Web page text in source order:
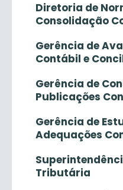
Diretoria de
Consolidação
Gerência de
Contábil e
Gerência de
Publicações
Gerência de
Adequações
Tributária